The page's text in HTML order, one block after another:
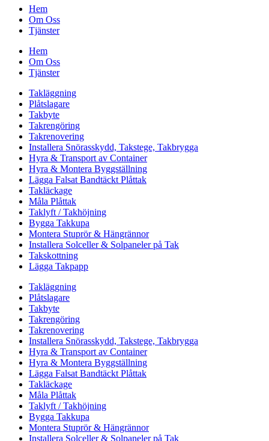
Hem
Om Oss
Tjänster
Hem
Om Oss
Tjänster
Takläggning
Plåtslagare
Takbyte
Takrengöring
Takrenovering
Installera Snörasskydd, Takstege, Takbrygga
Hyra & Transport av Container
Hyra & Montera Byggställning
Lägga Falsat Bandtäckt Plåttak
Takläckage
Måla Plåttak
Taklyft / Takhöjning
Bygga Takkupa
Montera Stuprör & Hängrännor
Installera Solceller & Solpaneler på Tak
Takskottning
Lägga Takpapp
Takläggning
Plåtslagare
Takbyte
Takrengöring
Takrenovering
Installera Snörasskydd, Takstege, Takbrygga
Hyra & Transport av Container
Hyra & Montera Byggställning
Lägga Falsat Bandtäckt Plåttak
Takläckage
Måla Plåttak
Taklyft / Takhöjning
Bygga Takkupa
Montera Stuprör & Hängrännor
Installera Solceller & Solpaneler på Tak